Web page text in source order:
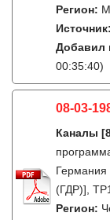
Регион:
Источник:
Добавил
00:35:40)
08-03-
Каналы
Германия
(ГДР)],
Регион: